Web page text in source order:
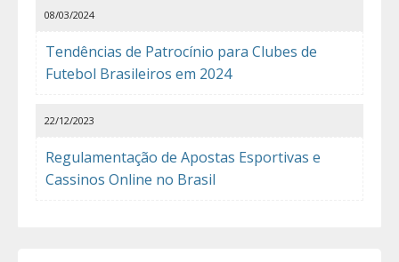
Tendências de Patrocínio para Clubes de
Futebol Brasileiros em 2024
08/03/2024
Regulamentação de Apostas Esportivas e
Cassinos Online no Brasil
22/12/2023